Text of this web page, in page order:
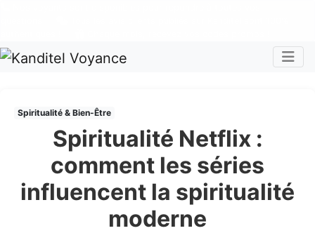
Spiritualité & Bien-Être
Spiritualité Netflix :
comment les séries
influencent la spiritualité
moderne